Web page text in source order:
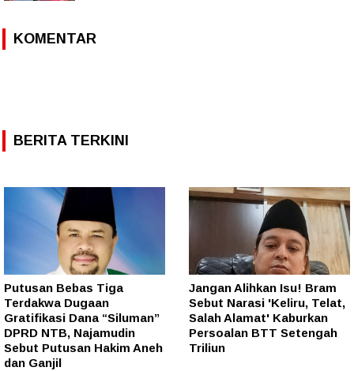
KOMENTAR
BERITA TERKINI
Putusan Bebas Tiga
Terdakwa Dugaan
Gratifikasi Dana “Siluman”
DPRD NTB, Najamudin
Sebut Putusan Hakim Aneh
dan Ganjil
Jangan Alihkan Isu! Bram
Sebut Narasi 'Keliru, Telat,
Salah Alamat' Kaburkan
Persoalan BTT Setengah
Triliun